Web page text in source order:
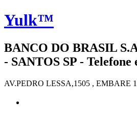
Yulk™
BANCO DO BRASIL
- SANTOS SP - Telefone
AV.PEDRO LESSA,1505 , EMBARE